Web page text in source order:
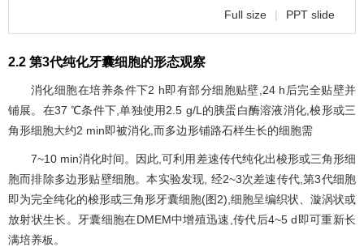
Full size | PPT slide
2.2 第3代纯化牙囊细胞的形态观察
消化细胞在培养条件下2 h即有部分细胞贴壁,24 h后完全贴壁并
铺展。在37 ℃条件下,单独使用2.5 g/L的胰蛋白酶溶液消化,梭形或三
角形细胞大约2 min即被消化,而多边形铺路石样生长的细胞需
7~10 min消化时间。因此,可利用差速传代纯化出梭形或三角形细
胞而排除多边形贴壁细胞。本实验发现, 经2~3次差速传代,第3代细胞
即为完全纯化的梭形或三角形牙囊细胞(图2),细胞呈编织状、漩涡状或
放射状生长。牙囊细胞在DMEM中增殖迅速,传代后4~5 d即可重新长
满培养板。